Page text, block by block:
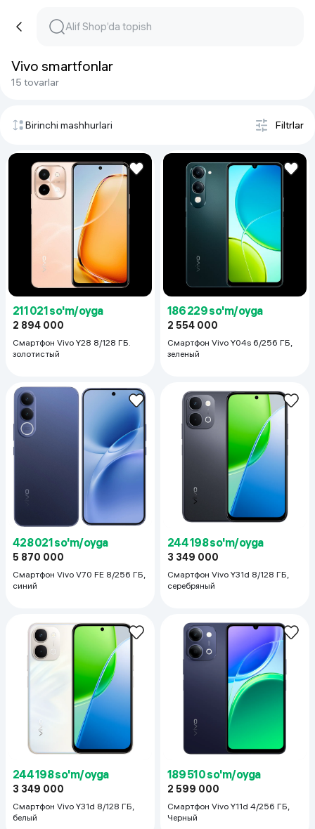
Vivo smartfonlar
15 tovarlar
Birinchi mashhurlari Filtrlar
211 021 so'm/oyga
2 894 000
Смартфон Vivo Y28 8/128 ГБ.
золотистый
186 229 so'm/oyga
2 554 000
Смартфон Vivo Y04s 6/256 ГБ,
зеленый
428 021 so'm/oyga
5 870 000
Смартфон Vivo V70 FE 8/256 ГБ,
синий
244 198 so'm/oyga
3 349 000
Смартфон Vivo Y31d 8/128 ГБ,
серебряный
244 198 so'm/oyga
3 349 000
Смартфон Vivo Y31d 8/128 ГБ,
белый
189 510 so'm/oyga
2 599 000
Смартфон Vivo Y11d 4/256 ГБ,
Черный